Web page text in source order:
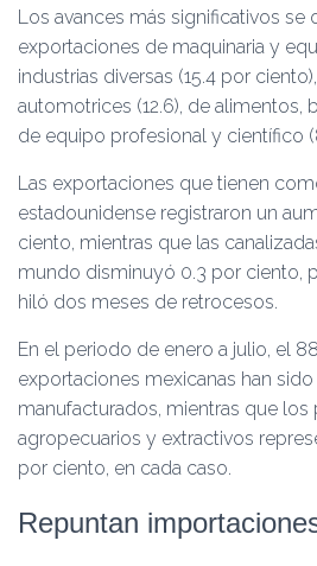
Los avances más significativos se
exportaciones de maquinaria y
industrias diversas (15.4 por
automotrices (12.6), de alimentos,
de equipo profesional y científico
Las exportaciones que tienen
estadounidense registraron un
ciento, mientras que las
mundo disminuyó 0.3 por ciento,
hiló dos meses de retrocesos.
En el periodo de enero a julio, el
exportaciones mexicanas han
manufacturados, mientras que
agropecuarios y extractivos
por ciento, en cada caso.
Repuntan